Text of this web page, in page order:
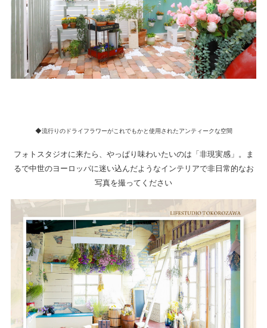
◆流行りのドライフラワーがこれでもかと使用されたアンティークな空間
フォトスタジオに来たら、やっぱり味わいたいのは「非現実感」。ま
るで中世のヨーロッパに迷い込んだようなインテリアで非日常的なお
写真を撮ってください